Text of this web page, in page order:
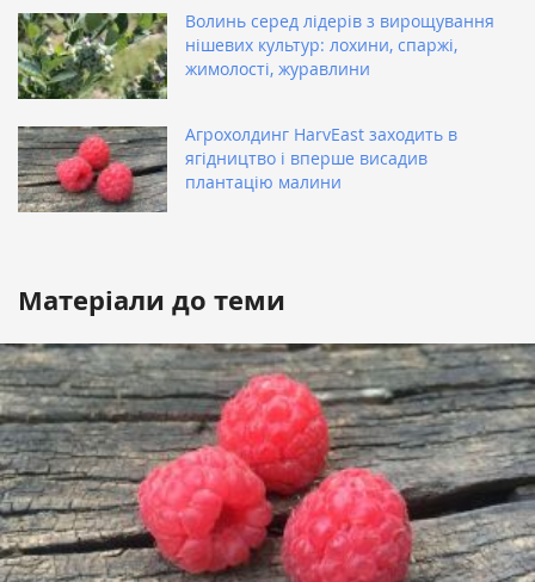
Волинь серед лідерів з вирощування
нішевих культур: лохини, спаржі,
жимолості, журавлини
Агрохолдинг HarvEast заходить в
ягідництво і вперше висадив
плантацію малини
Матеріали до теми